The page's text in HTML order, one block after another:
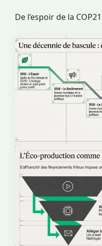
De l’espoir de la